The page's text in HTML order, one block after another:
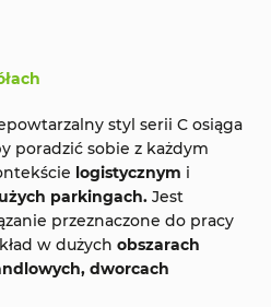
styl serii C osiąga
poradzić sobie z każdym
logistycznym i
parkingach. Jest
przeznaczone do pracy
w dużych obszarach
dworcach